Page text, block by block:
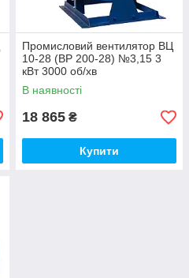
Промисловий вентилятор ВЦ
10-28 (ВР 200-28) №3,15 3
кВт 3000 об/хв
В наявності
18 865 ₴
Купити